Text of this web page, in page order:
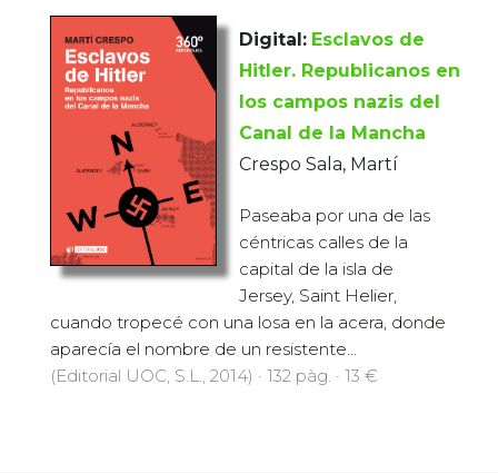
Digital: Esclavos de
Hitler. Republicanos en
los campos nazis del
Canal de la Mancha
Crespo Sala, Martí
Paseaba por una de las
céntricas calles de la
capital de la isla de
Jersey, Saint Helier,
cuando tropecé con una losa en la acera, donde
aparecía el nombre de un resistente...
(Editorial UOC, S.L., 2014) · 132 pàg. · 13 €